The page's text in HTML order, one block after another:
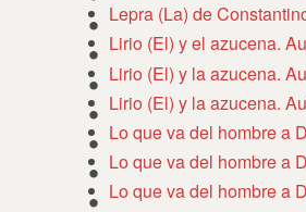
Lepra (La) de
Lirio (El) y el azucena.
Lirio (El) y la azucena.
Lirio (El) y la azucena.
Lo que va del hombre a
Lo que va del hombre a
Lo que va del hombre a